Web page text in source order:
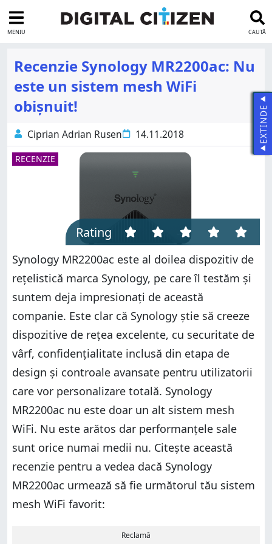
MENIU CAUTĂ
Recenzie Synology MR2200ac: Nu
este un sistem mesh WiFi
obișnuit!
Ciprian Adrian Rusen 14.11.2018
RECENZIE
Rating
Synology MR2200ac este al doilea dispozitiv de
rețelistică marca Synology, pe care îl testăm și
suntem deja impresionați de această
companie. Este clar că Synology știe să creeze
dispozitive de rețea excelente, cu securitate de
vârf, confidențialitate inclusă din etapa de
design și controale avansate pentru utilizatorii
care vor personalizare totală. Synology
MR2200ac nu este doar un alt sistem mesh
WiFi. Nu este arătos dar performanțele sale
sunt orice numai medii nu. Citește această
recenzie pentru a vedea dacă Synology
MR2200ac urmează să fie următorul tău sistem
mesh WiFi favorit:
Reclamă
EXTINDE